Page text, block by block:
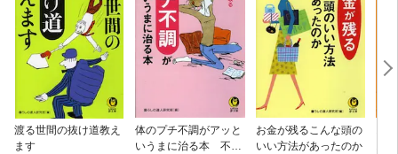
渡る世間の抜け道教え
ます
体のプチ不調がアッと
いうまに治る本 不快
お金が残るこんな頭の
いい方法があったのか